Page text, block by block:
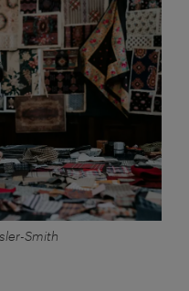
Smith